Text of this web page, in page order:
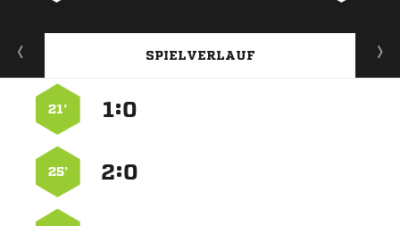
SPIELVERLAUF
:
21’
:
25’